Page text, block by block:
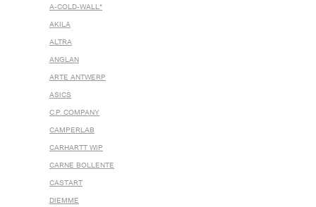
A-COLD-WALL*
AKILA
ALTRA
ANGLAN
ARTE ANTWERP
ASICS
C.P. COMPANY
CAMPERLAB
CARHARTT WIP
CARNE BOLLENTE
CASTART
DIEMME